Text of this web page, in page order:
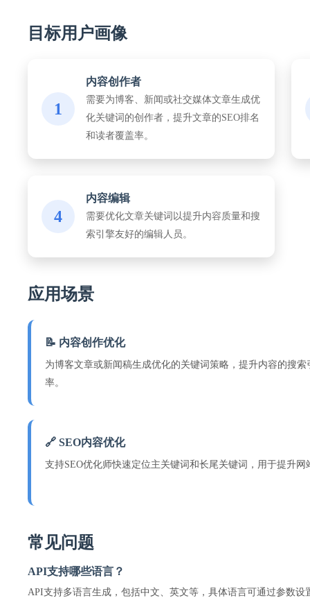
目标用户画像
1
内容创作者
需要为博客、新闻或社交媒体文章生成优
化关键词的创作者，提升文章的SEO排名
和读者覆盖率。
4
内容编辑
需要优化文章关键词以提升内容质量和搜
索引擎友好的编辑人员。
应用场景
📝 内容创作优化
为博客文章或新闻稿生成优化的关键词策略，提升内容的搜
率。
🔗 SEO内容优化
支持SEO优化师快速定位主关键词和长尾关键词，用于提升网
常见问题
API支持哪些语言？
API支持多语言生成，包括中文、英文等，具体语言可通过参数设